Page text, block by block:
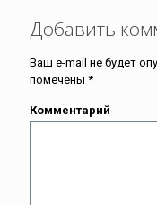
Добавить
Ваш e-mail не будет
помечены *
Комментарий